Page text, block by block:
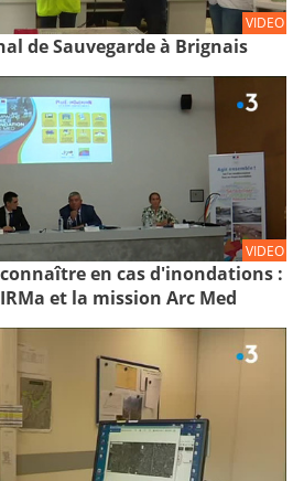
VIDEO
de Sauvegarde à Brignais
VIDEO
en cas d'inondations :
et la mission Arc Med